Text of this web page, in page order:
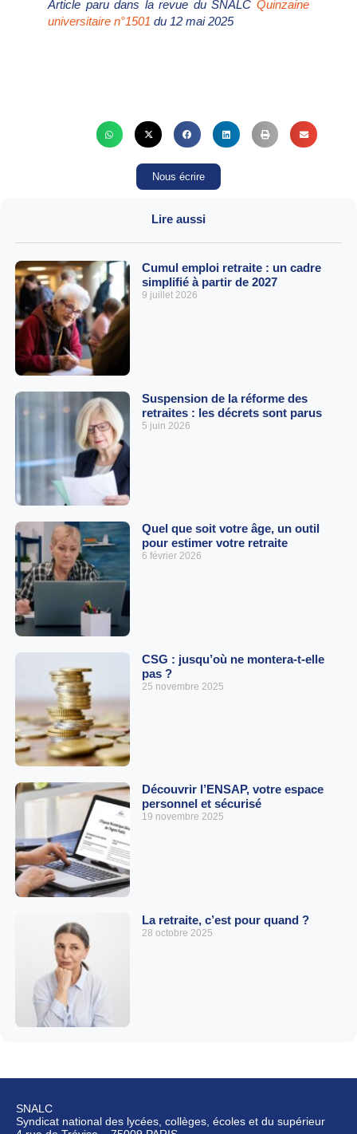
Article paru dans la revue du SNALC Quinzaine
universitaire n°1501 du 12 mai 2025
Nous écrire
Lire aussi
Cumul emploi retraite : un cadre
simplifié à partir de 2027
9 juillet 2026
Suspension de la réforme des
retraites : les décrets sont parus
5 juin 2026
Quel que soit votre âge, un outil
pour estimer votre retraite
6 février 2026
CSG : jusqu’où ne montera-t-elle
pas ?
25 novembre 2025
Découvrir l’ENSAP, votre espace
personnel et sécurisé
19 novembre 2025
La retraite, c’est pour quand ?
28 octobre 2025
SNALC
Syndicat national des lycées, collèges, écoles et du supérieur